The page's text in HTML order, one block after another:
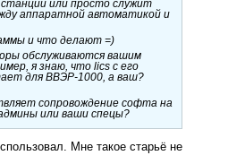
станции или просто служит
аппаратной автоматикой и
и что делают =)
обслуживаются вашим
я знаю, что lics с его
для ВВЭР-1000, а ваш?
сопровождение софта на
или ваши спецы?
Мне такое старьё не